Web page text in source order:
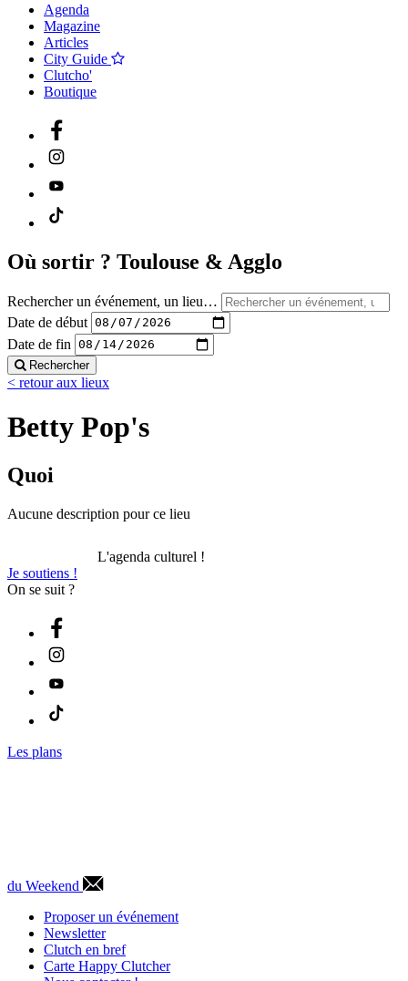
Agenda
Magazine
Articles
City Guide
Clutcho'
Boutique
Où sortir ? Toulouse & Agglo
Rechercher un événement, un lieu…
Date de début
Date de fin
Rechercher
< retour aux lieux
Betty Pop's
Quoi
Aucune description pour ce lieu
L'agenda culturel !
Je soutiens !
On se suit ?
Les plans
du Weekend
Proposer un événement
Newsletter
Clutch en bref
Carte Happy Clutcher